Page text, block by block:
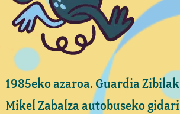
1985eko azaroa. Guardia Zibilak
Mikel Zabalza autobuseko gidari